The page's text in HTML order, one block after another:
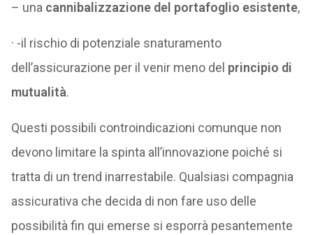
– una cannibalizzazione del portafoglio esistente,
· -il rischio di potenziale snaturamento
dell’assicurazione per il venir meno del principio di
mutualità.
Questi possibili controindicazioni comunque non
devono limitare la spinta all’innovazione poiché si
tratta di un trend inarrestabile. Qualsiasi compagnia
assicurativa che decida di non fare uso delle
possibilità fin qui emerse si esporrà pesantemente